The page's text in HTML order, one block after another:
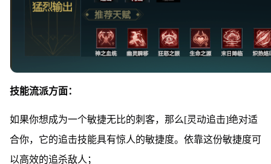
技能流派方面：
如果你想成为一个敏捷无比的刺客，那么[灵动追击]绝对适
合你，它的追击技能具有惊人的敏捷度。依靠这份敏捷度可
以高效的追杀敌人；